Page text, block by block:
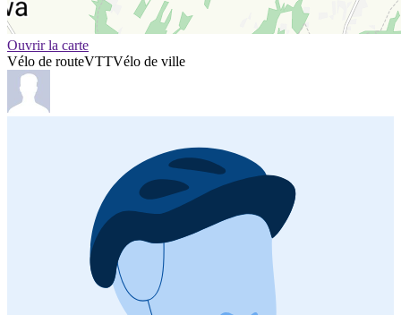
Ouvrir la carte
Vélo de routeVTTVélo de ville